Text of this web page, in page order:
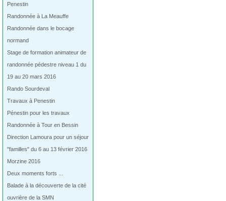
Penestin
Randonnée à La Meauffe
Randonnée dans le bocage
normand
Stage de formation animateur de
randonnée pédestre niveau 1 du
19 au 20 mars 2016
Rando Sourdeval
Travaux à Penestin
Pénestin pour les travaux
Randonnée à Tour en Bessin
Direction Lamoura pour un séjour
"familles" du 6 au 13 février 2016
Morzine 2016
Deux moments forts ...
Balade à la découverte de la cité
ouvrière de la SMN